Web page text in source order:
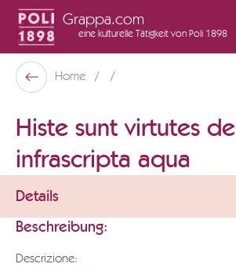
Grappa.com
eine kulturelle Tätigkeit von Poli 1898
Poli Museo Della Grappa
Zurück
Home
Histe sunt virtutes de
infrascripta aqua
Details
Beschreibung:
Descrizione: